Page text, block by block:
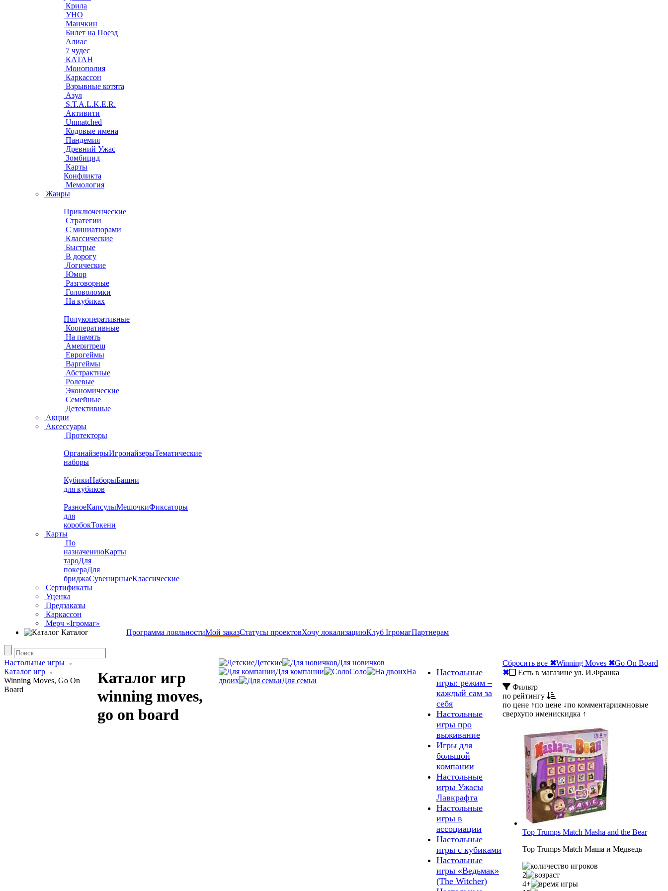
Крила
УНО
Манчкин
Билет на Поезд
Алиас
7 чудес
КАТАН
Монополия
Каркассон
Взрывные котята
Азул
S.T.A.L.K.E.R.
Активити
Unmatched
Кодовые имена
Пандемия
Древний Ужас
Зомбицид
Карты
Конфликта
Мемология
Жанры
Приключенческие
Стратегии
С миниатюрами
Классические
Быстрые
В дорогу
Логические
Юмор
Разговорные
Головоломки
На кубиках
Полукоперативные
Кооперативные
На память
Америтреш
Еврогеймы
Варгеймы
Абстрактные
Ролевые
Экономические
Семейные
Детективные
Акции
Аксессуары
Протекторы
ОрганайзерыИгронайзерыТематические
наборы
КубикиНаборыБашни
для кубиков
РазноеКапсулыМешочкиФиксаторы
для
коробокТокени
Карты
По
назначениюКарты
тароДля
покераДля
бриджаСувенирныеКлассические
Сертификаты
Уценка
Предзаказы
Каркассон
Мерч «Ігромаг»
Каталог
Программа лояльностиМой заказСтатусы проектовХочу локализациюКлуб ІгромагПартнерам
Настольные игры
Каталог игр
Winning Moves, Go On
Board
Каталог игр
winning moves,
go on board
Детские
Для новичков
Для компании
Соло
На
двоих
Для семьи
Настольные
игры: режим –
каждый сам за
себя
Настольные
игры про
выживание
Игры для
большой
компании
Настольные
игры Ужасы
Лавкрафта
Настольные
игры в
ассоциации
Настольные
игры с кубиками
Настольные
игры «Ведьмак»
(The Witcher)
Сбросить все ✖Winning Moves ✖Go On Board
✖
Есть в магазине ул. И.Франка
Фильтр
по рейтингу
по цене ↑по цене ↓по комментариямновые
сверхупо именискидка ↑
Top Trumps Match Masha and the Bear
Top Trumps Match Маша и Медведь
2
4+